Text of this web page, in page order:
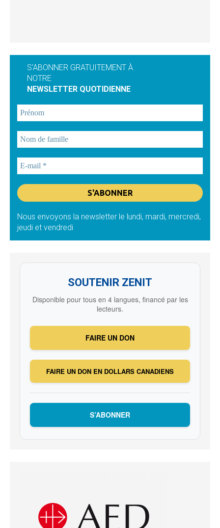
S'ABONNER GRATUITEMENT À
NOTRE
NEWSLETTER QUOTIDIENNE
Nous envoyons la newsletter le lundi, mardi, mercredi,
jeudi et vendredi
SOUTENIR ZENIT
Disponible pour tous en 4 langues, financé par les
lecteurs.
FAIRE UN DON
FAIRE UN DON EN DOLLARS CANADIENS
S’ABONNER